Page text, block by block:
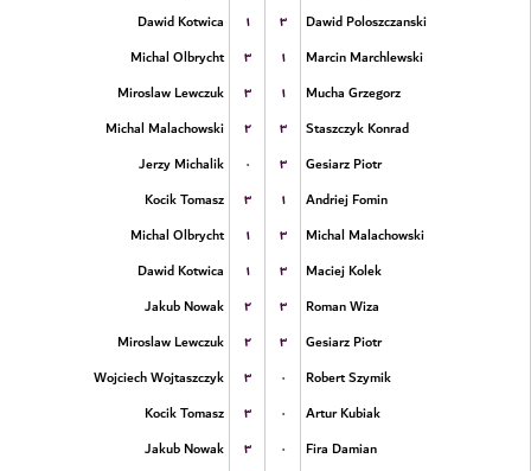
Dawid Kotwica
۱ ۳
Dawid Poloszczanski
Michal Olbrycht
۳ ۱
Marcin Marchlewski
Miroslaw Lewczuk
۳ ۱
Mucha Grzegorz
Michal Malachowski
۲ ۳
Staszczyk Konrad
Jerzy Michalik
۰ ۳
Gesiarz Piotr
Kocik Tomasz
۳ ۱
Andriej Fomin
Michal Olbrycht
۱ ۳
Michal Malachowski
Dawid Kotwica
۱ ۳
Maciej Kolek
Jakub Nowak
۲ ۳
Roman Wiza
Miroslaw Lewczuk
۲ ۳
Gesiarz Piotr
Wojciech Wojtaszczyk
۳ ۰
Robert Szymik
Kocik Tomasz
۳ ۰
Artur Kubiak
Jakub Nowak
۳ ۰
Fira Damian